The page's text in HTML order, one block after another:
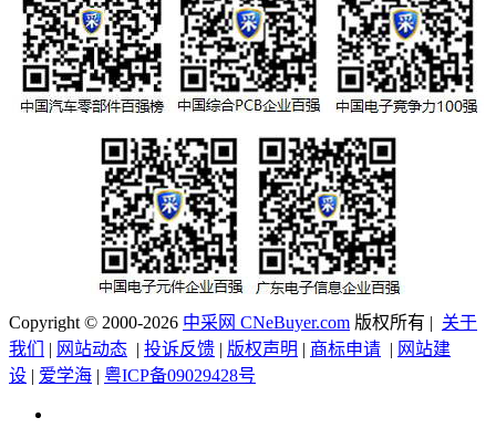
Copyright © 2000-2026 中采网 CNeBuyer.com 版权所有 | 关于
我们
| 网站动态 | 投诉反馈 | 版权声明 | 商标申请 | 网站建
设 | 爱学海 | 粤ICP备09029428号